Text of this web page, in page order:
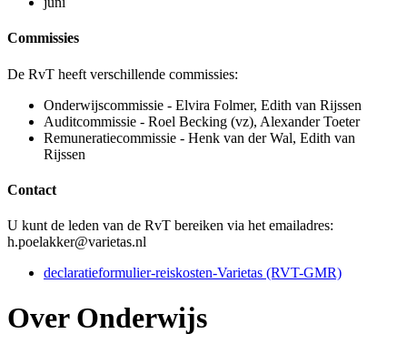
Commissies
De RvT heeft verschillende commissies:
Onderwijscommissie - Elvira Folmer, Edith van Rijssen
Auditcommissie - Roel Becking (vz), Alexander Toeter
Remuneratiecommissie - Henk van der Wal, Edith van
Rijssen
Contact
U kunt de leden van de RvT bereiken via het emailadres:
h.poelakker@varietas.nl
declaratieformulier-reiskosten-Varietas (RVT-GMR)
Over Onderwijs